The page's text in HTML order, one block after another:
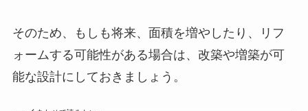
そのため、もしも将来、面積を増やしたり、リフ
ォームする可能性がある場合は、改築や増築が可
能な設計にしておきましょう。